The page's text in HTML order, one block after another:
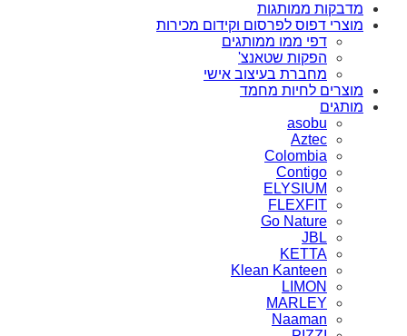
מדבקות ממותגות
מוצרי דפוס לפרסום וקידום מכירות
דפי ממו ממותגים
הפקות שטאנצ'
מחברת בעיצוב אישי
מוצרים לחיות מחמד
מותגים
asobu
Aztec
Colombia
Contigo
ELYSIUM
FLEXFIT
Go Nature
JBL
KETTA
Klean Kanteen
LIMON
MARLEY
Naaman